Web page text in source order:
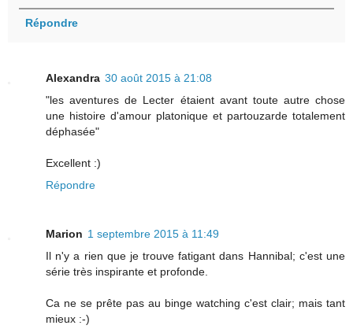
Répondre
Alexandra 30 août 2015 à 21:08
"les aventures de Lecter étaient avant toute autre chose
une histoire d'amour platonique et partouzarde totalement
déphasée"
Excellent :)
Répondre
Marion 1 septembre 2015 à 11:49
Il n'y a rien que je trouve fatigant dans Hannibal; c'est une
série très inspirante et profonde.
Ca ne se prête pas au binge watching c'est clair; mais tant
mieux :-)